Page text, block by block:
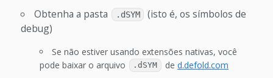
Obtenha a pasta .dSYM
(isto é, os símbolos de
debug)
Se não estiver usando extensões nativas, você
pode baixar o arquivo
.dSYM de d.defold.com